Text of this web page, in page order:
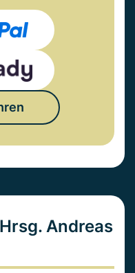
Andreas